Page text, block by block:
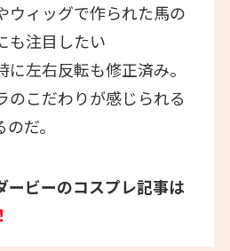
ウィッグで作られた馬の
も注目したい
左右反転も修正済み。
のこだわりが感じられる
だ。
ービーのコスプレ記事は